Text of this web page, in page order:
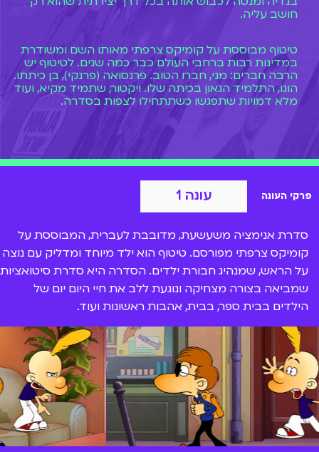
חושב עליה.
טיטוף מבוססת על קומיקס צרפתי מאותו השם ומשודרת
במדינות רבות ברחבי העולם כבר כמה שנים. לטיטוף יש
הרבה חברים: מני, חברו הטוב. פרנסואה (פרנקי), בן כיתתו.
הוגו, התלמיד הגאון בכיתה שלו. ויקטור, שתמיד מקיא, ועוד
מלא דמויות שתפגשו כשתתחילו לצפות בסדרה.
פרקי העונה עונה 1
סדרת אנימציה משעשעת, מדובבת לעברית, המבוססת על
קומיקס צרפתי מפורסם. טיטוף הוא ילד מיוחד ומדליק עם נוצה
על הראש, שמנהיג חבורת ילדים. הסדרה היא סדרת סיטואציות
שמביאה בצורה מצחיקה ונוגעת ללב את חיי היום יום של
הילדים בבית ספר, בבית, אהבות ראשונות ועוד.